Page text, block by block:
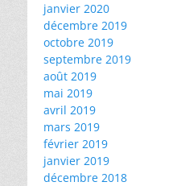
janvier 2020
décembre 2019
octobre 2019
septembre 2019
août 2019
mai 2019
avril 2019
mars 2019
février 2019
janvier 2019
décembre 2018